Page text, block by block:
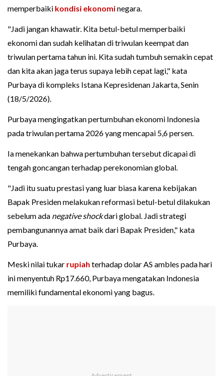
memperbaiki kondisi ekonominegara.
"Jadi jangan khawatir. Kita betul-betul memperbaiki
ekonomi dan sudah kelihatan di triwulan keempat dan
triwulan pertama tahun ini. Kita sudah tumbuh semakin cepat
dan kita akan jaga terus supaya lebih cepat lagi," kata
Purbaya di kompleks Istana Kepresidenan Jakarta, Senin
(18/5/2026).
Purbaya mengingatkan pertumbuhan ekonomi Indonesia
pada triwulan pertama 2026 yang mencapai 5,6 persen.
Ia menekankan bahwa pertumbuhan tersebut dicapai di
tengah goncangan terhadap perekonomian global.
"Jadi itu suatu prestasi yang luar biasa karena kebijakan
Bapak Presiden melakukan reformasi betul-betul dilakukan
sebelum ada negative shockdari global. Jadi strategi
pembangunannya amat baik dari Bapak Presiden," kata
Purbaya.
Meski nilai tukar rupiah terhadap dolar AS ambles pada hari
ini menyentuh Rp17.660, Purbaya mengatakan Indonesia
memiliki fundamental ekonomi yang bagus.